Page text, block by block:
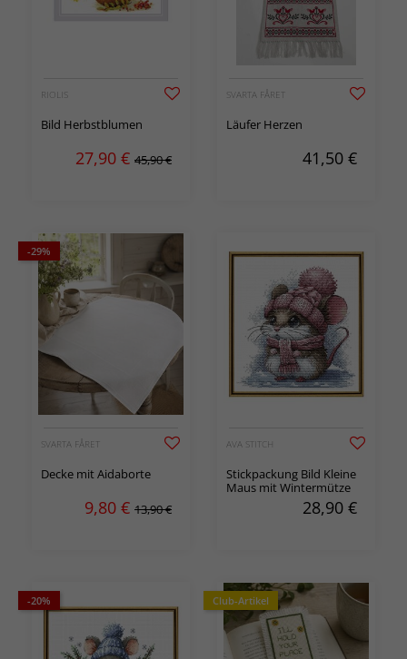
RIOLIS
Bild Herbstblumen
27,90 € 45,90 €
SVARTA FÅRET
Läufer Herzen
41,50 €
-29%
SVARTA FÅRET
Decke mit Aidaborte
9,80 € 13,90 €
AVA STITCH
Stickpackung Bild Kleine
Maus mit Wintermütze
28,90 €
-20% Club-Artikel